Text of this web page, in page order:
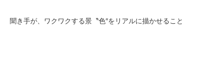
聞き手が、ワクワクする景〝色″をリアルに描かせること